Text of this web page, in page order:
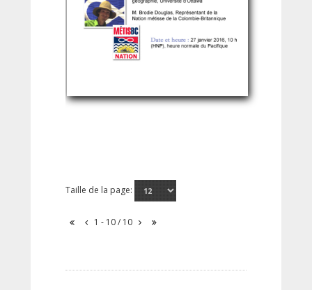
Taille de la page:
1 - 10 / 10